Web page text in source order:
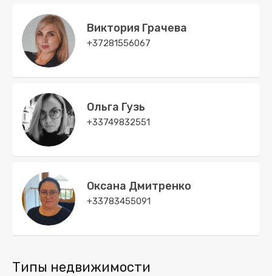
Виктория Грачева
+37281556067
Ольга Гузь
+33749832551
Оксана Дмитренко
+33783455091
Типы недвижимости